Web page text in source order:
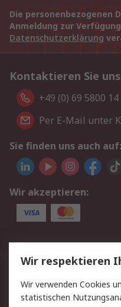
Die personenbezogenen
Anmeldung zur
Datenschutzerklärung
Kontaktieren Sie
+49 (0) 69 5800
Per E-Mail unter
Sie finden uns auch auf:
Wir akzeptieren:
Service
Value Added Services
Rücksendungen
Hilfe
Wir respektieren
Wir verwenden Cookies
statistischen